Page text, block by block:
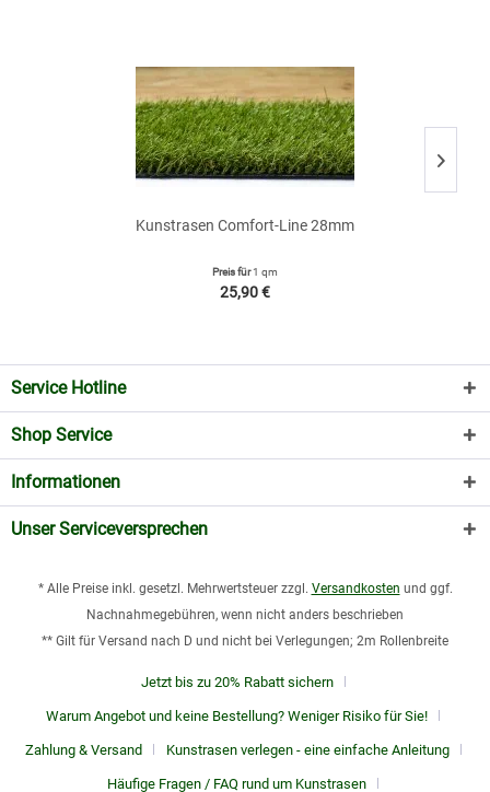
Kunstrasen Comfort-Line 28mm
Preis für1 qm
25,90 €
Service Hotline
Shop Service
Informationen
Unser Serviceversprechen
* Alle Preise inkl. gesetzl. Mehrwertsteuer zzgl. Versandkosten und ggf.
Nachnahmegebühren, wenn nicht anders beschrieben
** Gilt für Versand nach D und nicht bei Verlegungen; 2m Rollenbreite
Jetzt bis zu 20% Rabatt sichern
Warum Angebot und keine Bestellung? Weniger Risiko für Sie!
Zahlung & Versand Kunstrasen verlegen - eine einfache Anleitung
Häufige Fragen / FAQ rund um Kunstrasen